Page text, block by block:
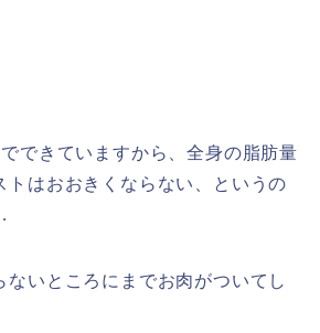
できていますから、全身の脂肪量
トはおおきくならない、というの
ないところにまでお肉がついてし